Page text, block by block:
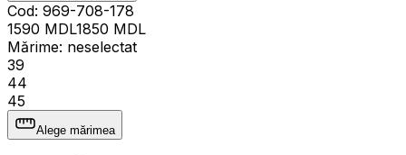
Cod: 969-708-178
1590 MDL1850 MDL
Mărime: neselectat
39
44
45
Alege mărimea